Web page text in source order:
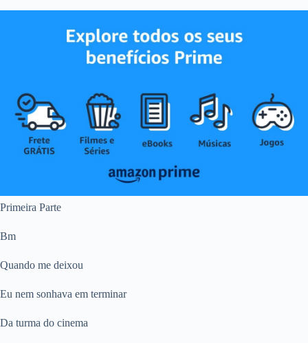
Primeira Parte
Bm
Quando me deixou
Eu nem sonhava em terminar
Da turma do cinema